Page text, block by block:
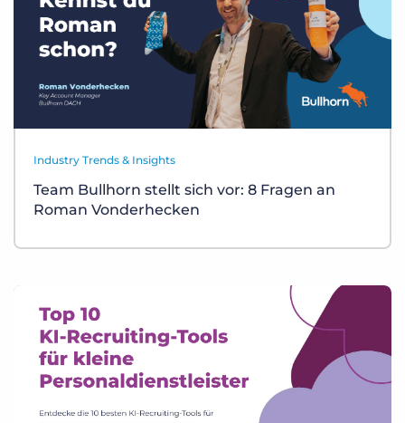
Industry Trends & Insights
Team Bullhorn stellt sich vor: 8 Fragen an
Roman Vonderhecken